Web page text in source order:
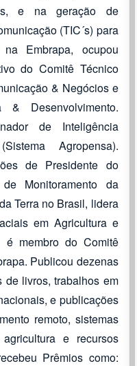
e na geração de
(TIC´s) para
Embrapa, ocupou
do Comitê Técnico
& Negócios e
& Desenvolvimento.
de Inteligência
Agropensa).
de Presidente do
Monitoramento da
Terra no Brasil, lidera
em Agricultura e
é membro do Comitê
Publicou dezenas
de livros, trabalhos em
e publicações
remoto, sistemas
e recursos
Prêmios como: